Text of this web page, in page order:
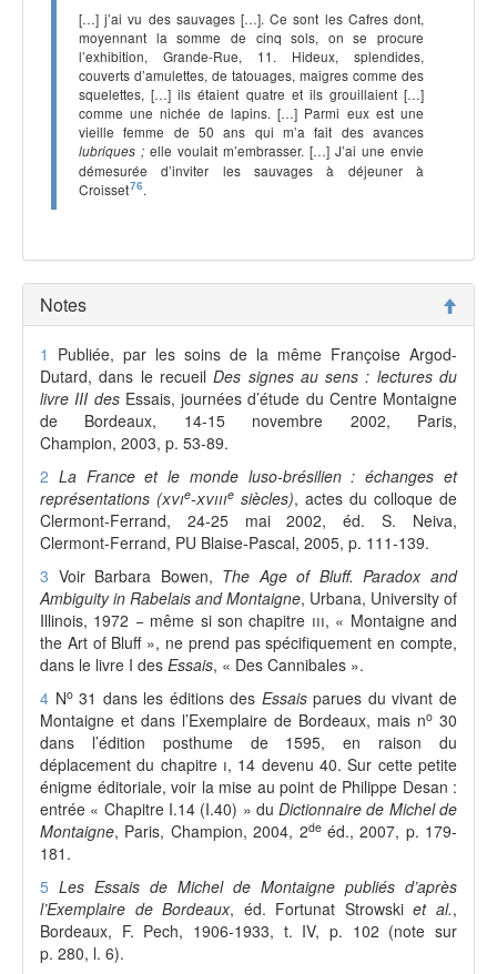
[…] j’ai vu des sauvages […]. Ce sont les Cafres dont,
moyennant la somme de cinq sols, on se procure
l’exhibition, Grande-Rue, 11. Hideux, splendides,
couverts d’amulettes, de tatouages, maigres comme des
squelettes, […] ils étaient quatre et ils grouillaient […]
comme une nichée de lapins. […] Parmi eux est une
vieille femme de 50 ans qui m’a fait des avances
lubriques ; elle voulait m’embrasser. […] J’ai une envie
démesurée d’inviter les sauvages à déjeuner à
Croisset76.
Notes
1 Publiée, par les soins de la même Françoise Argod-
Dutard, dans le recueilDes signes au sens : lectures du
livre III des Essais, journées d’étude du Centre Montaigne
de Bordeaux, 14-15 novembre 2002, Paris,
Champion, 2003, p. 53-89.
2 La France et le monde luso-brésilien : échanges et
représentations (xvie-xviiie siècles), actes du colloque de
Clermont-Ferrand, 24-25 mai 2002, éd. S. Neiva,
Clermont-Ferrand, PU Blaise-Pascal, 2005, p. 111-139.
3 Voir Barbara Bowen, The Age of Bluff. Paradox and
Ambiguity in Rabelais and Montaigne, Urbana, University of
Illinois, 1972 − même si son chapitre iii, « Montaigne and
the Art of Bluff », ne prend pas spécifiquement en compte,
dans le livre I des Essais, « Des Cannibales ».
4 No31 dans les éditions des Essaisparues du vivant de
Montaigne et dans l’Exemplaire de Bordeaux, mais no 30
dans l’édition posthume de 1595, en raison du
déplacement du chapitre i, 14 devenu 40. Sur cette petite
énigme éditoriale, voir la mise au point de Philippe Desan :
entrée « Chapitre I.14 (I.40) » duDictionnaire de Michel de
Montaigne, Paris, Champion, 2004, 2deéd., 2007, p. 179-
181.
5 Les Essais de Michel de Montaigne publiés d’après
l’Exemplaire de Bordeaux, éd. Fortunat Strowskiet al.,
Bordeaux, F. Pech, 1906-1933, t. IV, p. 102 (note sur
p. 280, l. 6).